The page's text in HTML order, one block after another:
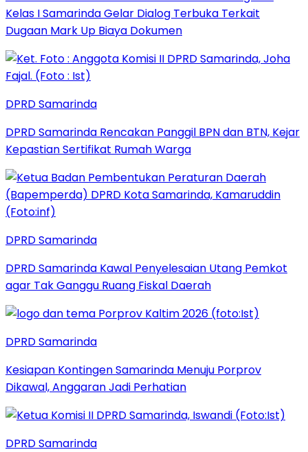
Kelas I Samarinda Gelar Dialog Terbuka Terkait
Dugaan Mark Up Biaya Dokumen
DPRD Samarinda
DPRD Samarinda Rencakan Panggil BPN dan BTN, Kejar
Kepastian Sertifikat Rumah Warga
DPRD Samarinda
DPRD Samarinda Kawal Penyelesaian Utang Pemkot
agar Tak Ganggu Ruang Fiskal Daerah
DPRD Samarinda
Kesiapan Kontingen Samarinda Menuju Porprov
Dikawal, Anggaran Jadi Perhatian
DPRD Samarinda